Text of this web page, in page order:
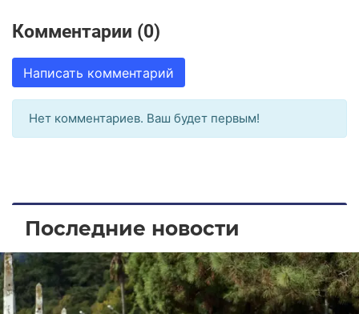
Комментарии (0)
Написать комментарий
Нет комментариев. Ваш будет первым!
Последние новости